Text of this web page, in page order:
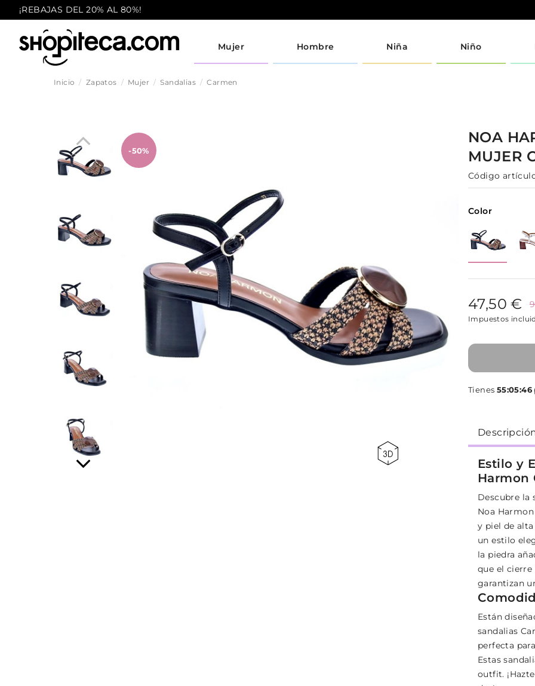
¡REBAJAS DEL 20% AL 80%!
Mujer Hombre Niña Niño
Inicio Zapatos Mujer Sandalias Carmen
-50%
NOA
MUJER
Código
Color
47,50 €
Impuestos
Tienes 55:05:46
Estilo y
Harmon
Descubre la
Noa
y piel de
un estilo
la piedra
que el
garantizan
Están
sandalias
perfecta
Estas
outfit.